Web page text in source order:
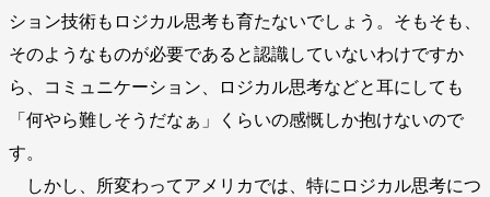
ション技術もロジカル思考も育たないでしょう。そもそも、
そのようなものが必要であると認識していないわけですか
ら、コミュニケーション、ロジカル思考などと耳にしても
「何やら難しそうだなぁ」くらいの感慨しか抱けないので
す。
しかし、所変わってアメリカでは、特にロジカル思考につ